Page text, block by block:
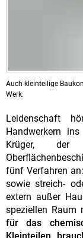
Auch kleinteilige
Werk.
Leidenschaft
Handwerkern
Krüger,
fünf Verfahren
sowie streich-
extern außer
speziellen Raum
für das